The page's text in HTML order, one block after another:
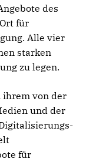
des
für
Alle vier
starken
zu legen.
ihrem von der
und der
für